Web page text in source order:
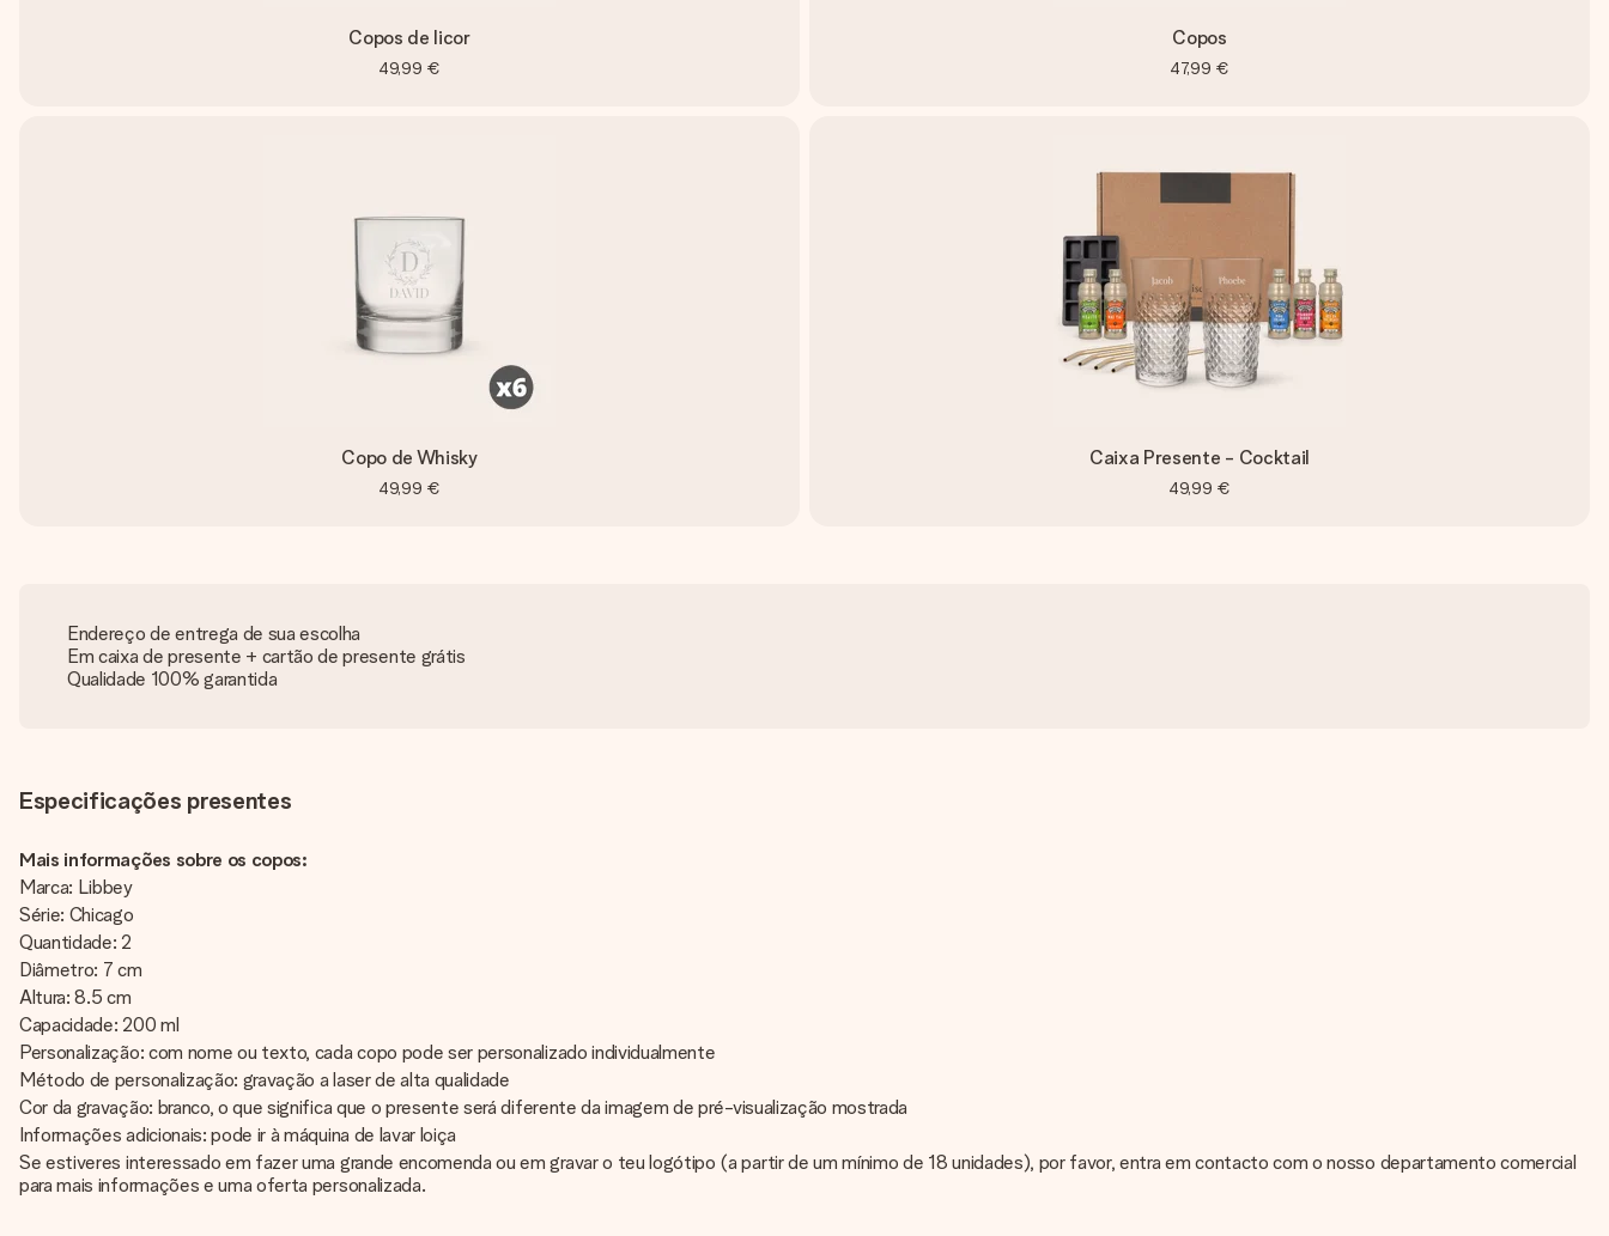
Copos de licor
49,99 €
Copos
47,99 €
Copo de Whisky
49,99 €
Caixa Presente - Cocktail
49,99 €
Endereço de entrega de sua escolha
Em caixa de presente + cartão de presente grátis
Qualidade 100% garantida
Especificações presentes
Mais informações sobre os copos:
Marca: Libbey
Série: Chicago
Quantidade: 2
Diâmetro: 7 cm
Altura: 8.5 cm
Capacidade: 200 ml
Personalização: com nome ou texto, cada copo pode ser personalizado individualmente
Método de personalização: gravação a laser de alta qualidade
Cor da gravação: branco, o que significa que o presente será diferente da imagem de pré-visualização mostrada
Informações adicionais: pode ir à máquina de lavar loiça
Se estiveres interessado em fazer uma grande encomenda ou em gravar o teu logótipo (a partir de um mínimo de 18 unidades), por favor, entra em contacto com o nosso departamento comercial
para mais informações e uma oferta personalizada.